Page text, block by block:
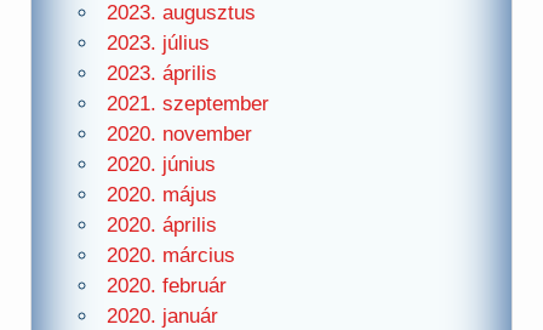
2023. augusztus
2023. július
2023. április
2021. szeptember
2020. november
2020. június
2020. május
2020. április
2020. március
2020. február
2020. január